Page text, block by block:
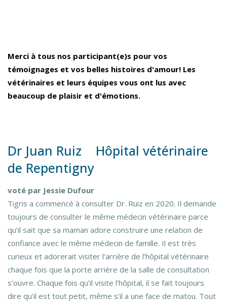
Merci à tous nos participant(e)s pour vos
témoignages et vos belles histoires d'amour! Les
vétérinaires et leurs équipes vous ont lus avec
beaucoup de plaisir et d'émotions.
Dr Juan Ruiz Hôpital vétérinaire
de Repentigny
voté par Jessie Dufour
Tigris a commencé à consulter Dr. Ruiz en 2020. Il demande
toujours de consulter le même médecin vétérinaire parce
qu’il sait que sa maman adore construire une relation de
confiance avec le même médecin de famille. Il est très
curieux et adorerait visiter l’arrière de l’hôpital vétérinaire
chaque fois que la porte arrière de la salle de consultation
s’ouvre. Chaque fois qu’il visite l’hôpital, il se fait toujours
dire qu’il est tout petit, même s’il a une face de matou. Tout